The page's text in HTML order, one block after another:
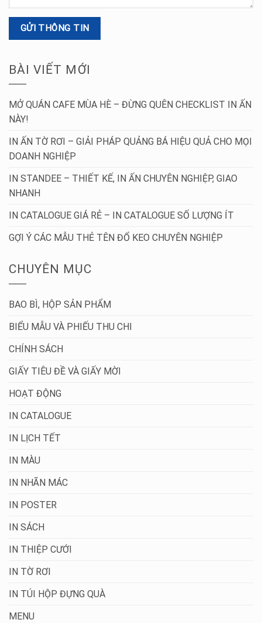
BÀI VIẾT MỚI
MỞ QUÁN CAFE MÙA HÈ – ĐỪNG QUÊN CHECKLIST IN ẤN
NÀY!
IN ẤN TỜ RƠI – GIẢI PHÁP QUẢNG BÁ HIỆU QUẢ CHO MỌI
DOANH NGHIỆP
IN STANDEE – THIẾT KẾ, IN ẤN CHUYÊN NGHIỆP, GIAO
NHANH
IN CATALOGUE GIÁ RẺ – IN CATALOGUE SỐ LƯỢNG ÍT
GỢI Ý CÁC MẪU THẺ TÊN ĐỔ KEO CHUYÊN NGHIỆP
CHUYÊN MỤC
BAO BÌ, HỘP SẢN PHẨM
BIỂU MẪU VÀ PHIẾU THU CHI
CHÍNH SÁCH
GIẤY TIÊU ĐỀ VÀ GIẤY MỜI
HOẠT ĐỘNG
IN CATALOGUE
IN LỊCH TẾT
IN MÀU
IN NHÃN MÁC
IN POSTER
IN SÁCH
IN THIỆP CƯỚI
IN TỜ RƠI
IN TÚI HỘP ĐỰNG QUÀ
MENU